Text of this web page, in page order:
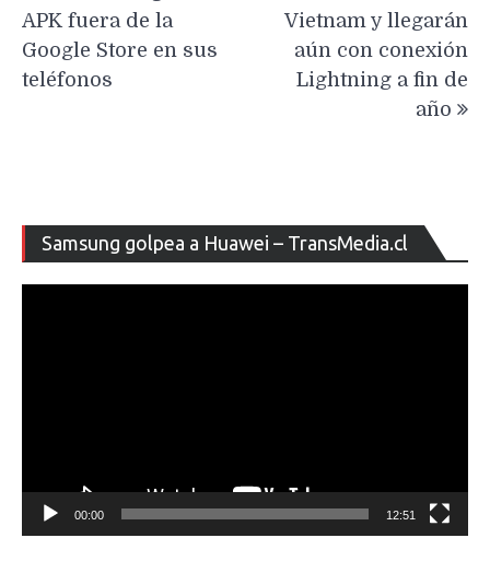
entradas
APK fuera de la
Google Store en sus
teléfonos
Vietnam y llegarán
aún con conexión
Lightning a fin de
año
Samsung golpea a Huawei – TransMedia.cl
de
00:00 12:51